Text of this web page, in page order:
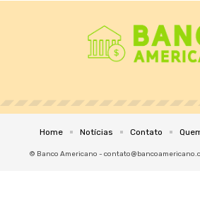
© Banco Americano -
Home Notícias Contato